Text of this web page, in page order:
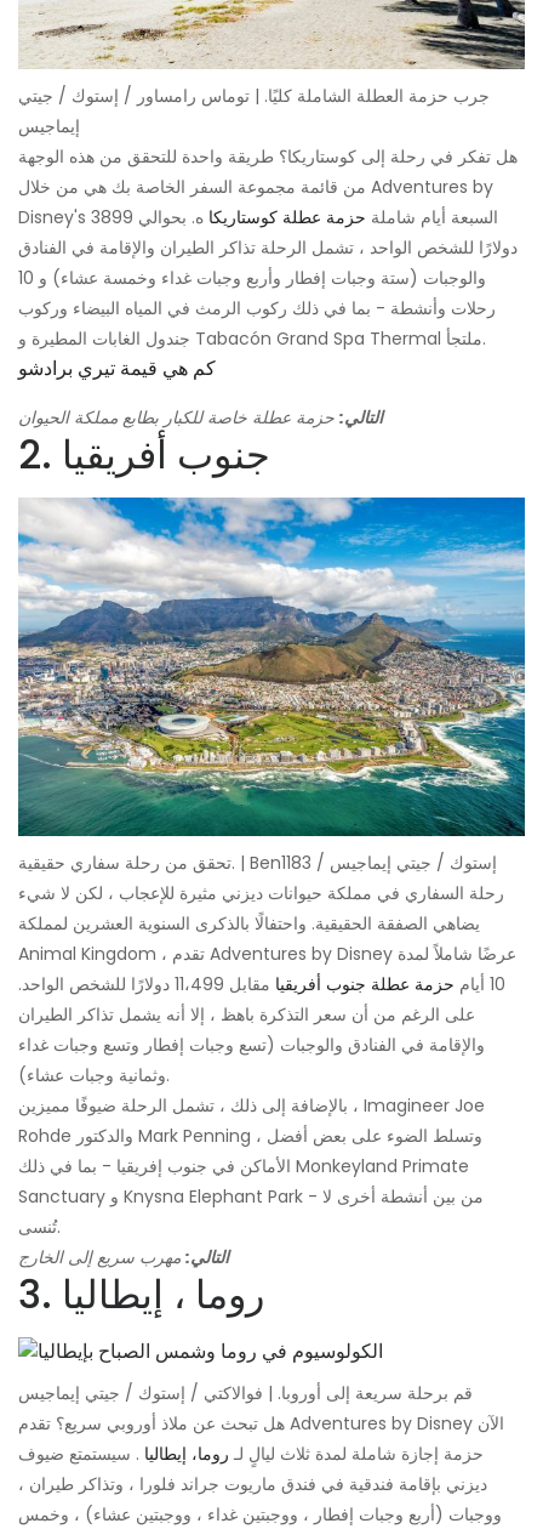
جرب حزمة العطلة الشاملة كليًا. | توماس رامساور / إستوك / جيتي
إيماجيس
هل تفكر في رحلة إلى كوستاريكا؟ طريقة واحدة للتحقق من هذه الوجهة
من قائمة مجموعة السفر الخاصة بك هي من خلال Adventures by
Disney's السبعة أيام شاملة حزمة عطلة كوستاريكا
ه. بحوالي 3899
دولارًا للشخص الواحد ، تشمل الرحلة تذاكر الطيران والإقامة في الفنادق
والوجبات (ستة وجبات إفطار وأربع وجبات غداء وخمسة عشاء) و 10
رحلات وأنشطة - بما في ذلك ركوب الرمث في المياه البيضاء وركوب
جندول الغابات المطيرة و Tabacón Grand Spa Thermal ملتجأ.
كم هي قيمة تيري برادشو
التالي: حزمة عطلة خاصة للكبار بطابع مملكة الحيوان
2. جنوب أفريقيا
تحقق من رحلة سفاري حقيقية. | Ben1183 / إستوك / جيتي إيماجيس
رحلة السفاري في مملكة حيوانات ديزني مثيرة للإعجاب ، لكن لا شيء
يضاهي الصفقة الحقيقية. واحتفالًا بالذكرى السنوية العشرين لمملكة
Animal Kingdom ، تقدم Adventures by Disney عرضًا شاملاً لمدة
10 أيام
حزمة عطلة جنوب أفريقيا
مقابل 11،499 دولارًا للشخص الواحد.
على الرغم من أن سعر التذكرة باهظ ، إلا أنه يشمل تذاكر الطيران
والإقامة في الفنادق والوجبات (تسع وجبات إفطار وتسع وجبات غداء
وثمانية وجبات عشاء).
بالإضافة إلى ذلك ، تشمل الرحلة ضيوفًا مميزين ، Imagineer Joe
Rohde والدكتور Mark Penning ، وتسلط الضوء على بعض أفضل
الأماكن في جنوب إفريقيا - بما في ذلك Monkeyland Primate
Sanctuary و Knysna Elephant Park - من بين أنشطة أخرى لا
تُنسى.
التالي: مهرب سريع إلى الخارج
3. روما ، إيطاليا
قم برحلة سريعة إلى أوروبا. | فوالاكتي / إستوك / جيتي إيماجيس
هل تبحث عن ملاذ أوروبي سريع؟ تقدم Adventures by Disney الآن
حزمة إجازة شاملة لمدة ثلاث ليالٍ لـ روما، إيطاليا . سيستمتع ضيوف
ديزني بإقامة فندقية في فندق ماريوت جراند فلورا ، وتذاكر طيران ،
ووجبات (أربع وجبات إفطار ، ووجبتين غداء ، ووجبتين عشاء) ، وخمس